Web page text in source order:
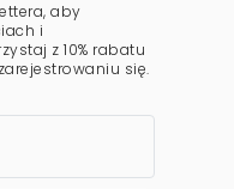
aby
i
z 10% rabatu
się.